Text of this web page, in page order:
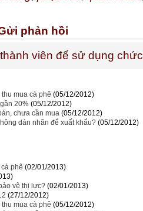
phản hồi
viên để sử dụng
mua cà phê (05/12/2012)
20% (05/12/2012)
chưa cần mua (05/12/2012)
dán nhãn để xuất khẩu? (05/12/2012)
phê (02/01/2013)
vệ thị lực? (02/01/2013)
(27/12/2012)
mua cà phê (05/12/2012)